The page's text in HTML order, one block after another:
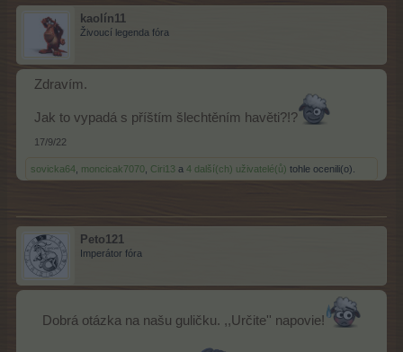
kaolín11
Živoucí legenda fóra
Zdravím.
Jak to vypadá s příštím šlechtěním havěti?!?
17/9/22
sovicka64, moncicak7070, Ciri13 a 4 další(ch) uživatelé(ů) tohle ocenili(o).
Peto121
Imperátor fóra
Dobrá otázka na našu guličku. ,,Určite'' napovie!